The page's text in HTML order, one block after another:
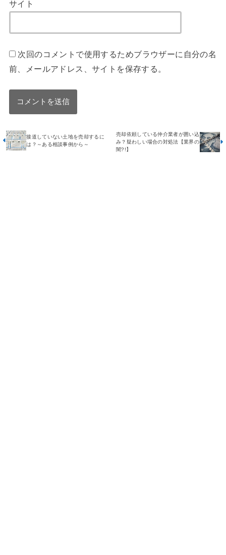
サイト
次回のコメントで使用するためブラウザーに自分の名
前、メールアドレス、サイトを保存する。
接道していない土地を売却するに
は？～ある相談事例から～
売却依頼している仲介業者が囲い込
み？疑わしい場合の対処法【業界の
闇?!】